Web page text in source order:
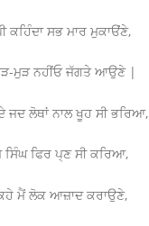
ਕਹਿੰਦਾ ਸਭ ਮਾਰ ਮੁਕਾੳਂਣੇ,
ਮੁੜ ਨਹੀਂਓ ਜੱਗਤੇ ਆਉਣੇ |
ਜਦ ਲੋਥਾਂ ਨਾਲ ਖੂਹ ਸੀ ਭਰਿਆ,
ਸਿੰਘ ਫਿਰ ਪ੍ਣ ਸੀ ਕਰਿਆ,
ਮੈਂ ਲੋਕ ਆਜ਼ਾਦ ਕਰਾਉਣੇ,